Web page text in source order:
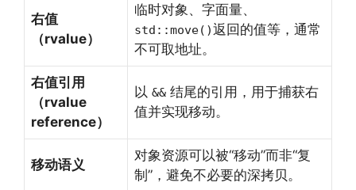
右值
（rvalue）
临时对象、字面量、
std::move()返回的值等，通常
不可取地址。
右值引用
（rvalue
reference）
以 && 结尾的引用，用于捕获右
值并实现移动。
移动语义
对象资源可以被“移动”而非“复
制”，避免不必要的深拷贝。